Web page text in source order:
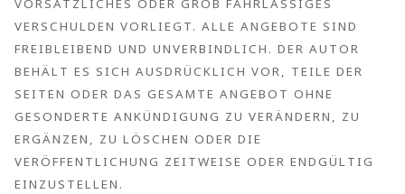
VORSÄTZLICHES ODER GROB FAHRLÄSSIGES
VERSCHULDEN VORLIEGT. ALLE ANGEBOTE SIND
FREIBLEIBEND UND UNVERBINDLICH. DER AUTOR
BEHÄLT ES SICH AUSDRÜCKLICH VOR, TEILE DER
SEITEN ODER DAS GESAMTE ANGEBOT OHNE
GESONDERTE ANKÜNDIGUNG ZU VERÄNDERN, ZU
ERGÄNZEN, ZU LÖSCHEN ODER DIE
VERÖFFENTLICHUNG ZEITWEISE ODER ENDGÜLTIG
EINZUSTELLEN.